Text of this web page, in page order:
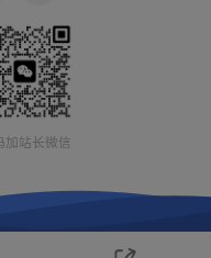
加站长微信